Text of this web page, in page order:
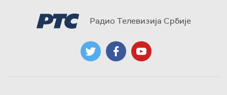
Радио Телевизија Србије